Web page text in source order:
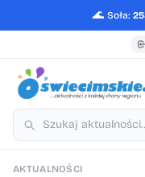
🌊 Soła:
AKTUALNOŚCI